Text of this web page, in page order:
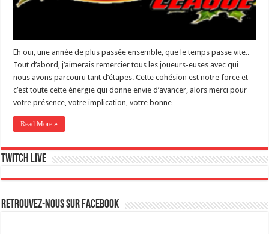
Eh oui, une année de plus passée ensemble, que le temps passe vite..
Tout d’abord, j’aimerais remercier tous les joueurs-euses avec qui
nous avons parcouru tant d’étapes. Cette cohésion est notre force et
c’est toute cette énergie qui donne envie d’avancer, alors merci pour
votre présence, votre implication, votre bonne …
Read More »
Twitch live
Retrouvez-nous sur Facebook